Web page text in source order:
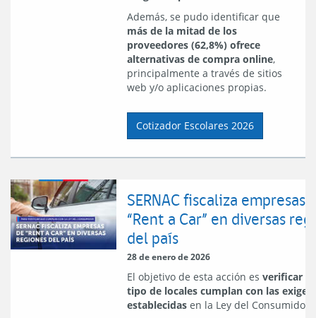
Además, se pudo identificar que
más de la mitad de los
proveedores (62,8%) ofrece
alternativas de compra online,
principalmente a través de sitios
web y/o aplicaciones propias.
Cotizador Escolares 2026
SERNAC fiscaliza empresas
“Rent a Car” en diversas
del país
28 de enero de 2026
El objetivo de esta acción es verificar
tipo de locales cumplan con las
establecidas en la Ley del Consumidor.